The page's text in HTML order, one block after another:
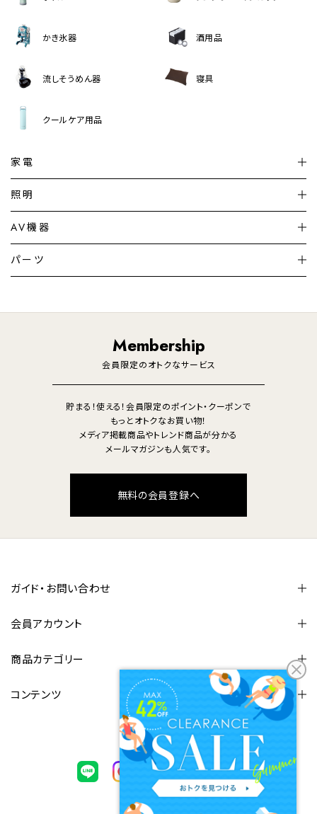
かき氷器 酒用品
流しそうめん器 寝具
クールケア用品
家電
加湿器・空気清浄機
暖房機 掃除機
調理家電 生活家電
照明
シーリングライト
デスクライト
AV機器
テレビ
パーツ
Membership
会員限定のオトクなサービス
貯まる！使える！会員限定のポイント・クーポンで
もっとオトクなお買い物！
メディア掲載商品やトレンド商品が分かる
メールマガジンも人気です。
無料の会員登録へ
ガイド・お問い合わせ
会員アカウント
商品カテゴリー
コンテンツ
FOLLOW US